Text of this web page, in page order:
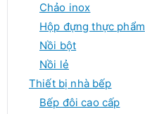
Chảo inox
Hộp đựng thực phẩm
Nồi bột
Nồi lẻ
Thiết bị nhà bếp
Bếp đôi cao cấp